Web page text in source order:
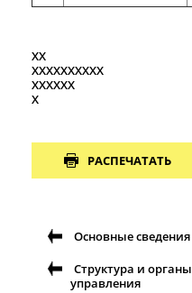
XX
XXXXXXXXXX
XXXXXX
X
РАСПЕЧАТАТЬ
Основные сведения
Структура и органы
управления